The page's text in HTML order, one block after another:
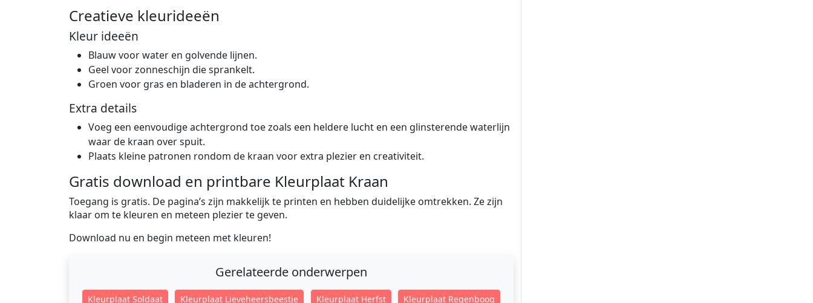
Creatieve kleurideeën
Kleur ideeën
Blauw voor water en golvende lijnen.
Geel voor zonneschijn die sprankelt.
Groen voor gras en bladeren in de achtergrond.
Extra details
Voeg een eenvoudige achtergrond toe zoals een heldere lucht en een glinsterende waterlijn
waar de kraan over spuit.
Plaats kleine patronen rondom de kraan voor extra plezier en creativiteit.
Gratis download en printbare Kleurplaat Kraan
Toegang is gratis. De pagina’s zijn makkelijk te printen en hebben duidelijke omtrekken. Ze zijn
klaar om te kleuren en meteen plezier te geven.
Download nu en begin meteen met kleuren!
Gerelateerde onderwerpen
Kleurplaat Soldaat Kleurplaat Lieveheersbeestje Kleurplaat Herfst
Kleurplaat Regenboog